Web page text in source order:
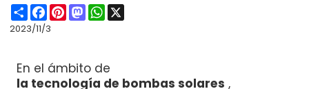
ShareFacebook
PinterestMastodonWhatsApp
2023/11/3
En el ámbito de
la tecnología de bombas solares ,